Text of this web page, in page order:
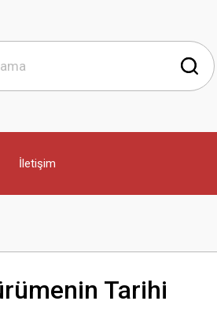
İletişim
Tarihi